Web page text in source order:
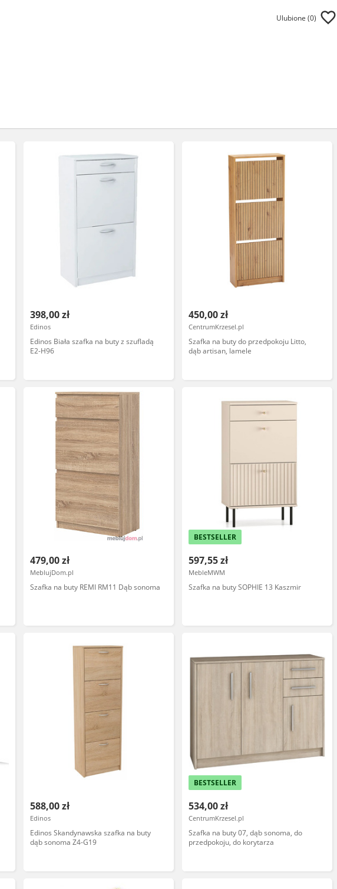
Ulubione (0)
398,00 zł
Edinos
Edinos Biała szafka na buty z szufladą
E2-H96
450,00 zł
CentrumKrzesel.pl
Szafka na buty do przedpokoju Litto,
dąb artisan, lamele
479,00 zł
MeblujDom.pl
Szafka na buty REMI RM11 Dąb sonoma
BESTSELLER
597,55 zł
MebleMWM
Szafka na buty SOPHIE 13 Kaszmir
588,00 zł
Edinos
Edinos Skandynawska szafka na buty
dąb sonoma Z4-G19
BESTSELLER
534,00 zł
CentrumKrzesel.pl
Szafka na buty 07, dąb sonoma, do
przedpokoju, do korytarza